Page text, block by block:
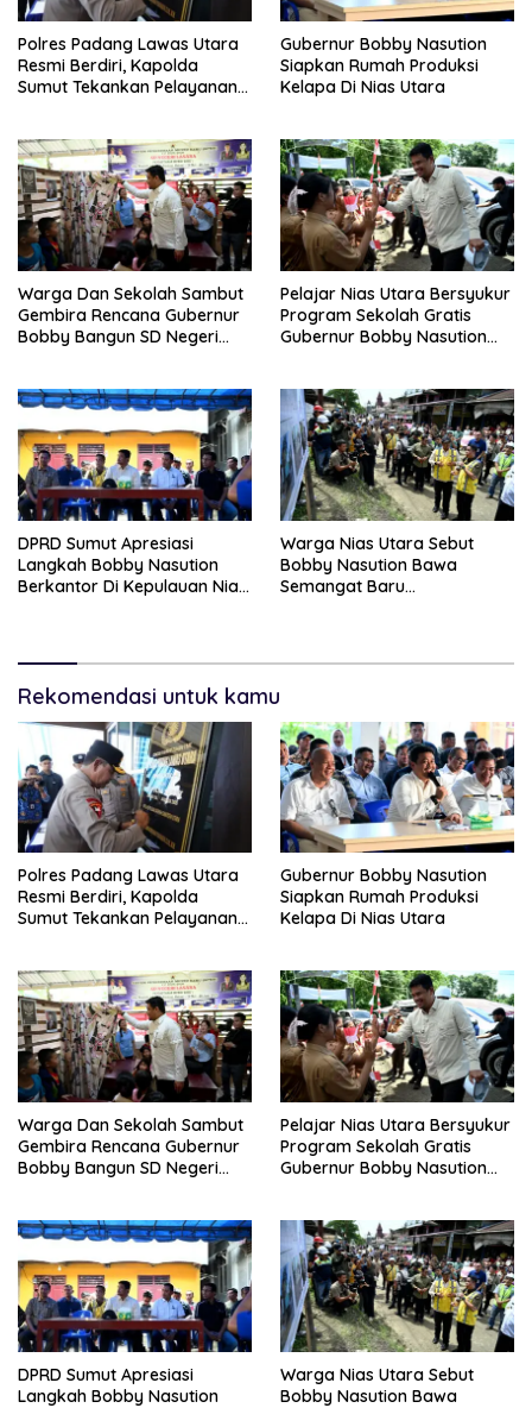
Polres Padang Lawas Utara
Resmi Berdiri, Kapolda
Sumut Tekankan Pelayanan
Gubernur Bobby Nasution
Siapkan Rumah Produksi
Kelapa Di Nias Utara
Warga Dan Sekolah Sambut
Gembira Rencana Gubernur
Bobby Bangun SD Negeri
Pelajar Nias Utara Bersyukur
Program Sekolah Gratis
Gubernur Bobby Nasution
DPRD Sumut Apresiasi
Langkah Bobby Nasution
Berkantor Di Kepulauan Nias,
Warga Nias Utara Sebut
Bobby Nasution Bawa
Semangat Baru
Rekomendasi untuk kamu
Polres Padang Lawas Utara
Resmi Berdiri, Kapolda
Sumut Tekankan Pelayanan
Gubernur Bobby Nasution
Siapkan Rumah Produksi
Kelapa Di Nias Utara
Warga Dan Sekolah Sambut
Gembira Rencana Gubernur
Bobby Bangun SD Negeri
Pelajar Nias Utara Bersyukur
Program Sekolah Gratis
Gubernur Bobby Nasution
DPRD Sumut Apresiasi
Langkah Bobby Nasution
Warga Nias Utara Sebut
Bobby Nasution Bawa